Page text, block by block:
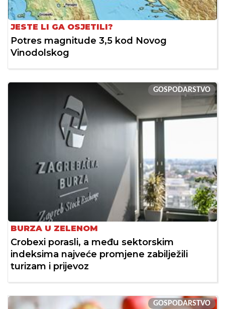
JESTE LI GA OSJETILI?
Potres magnitude 3,5 kod Novog
Vinodolskog
GOSPODARSTVO
BURZA U ZELENOM
Crobexi porasli, a među sektorskim
indeksima najveće promjene zabilježili
turizam i prijevoz
GOSPODARSTVO